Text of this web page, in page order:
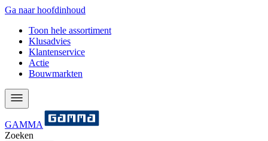
Ga naar hoofdinhoud
Toon hele assortiment
Klusadvies
Klantenservice
Actie
Bouwmarkten
GAMMA
Zoeken